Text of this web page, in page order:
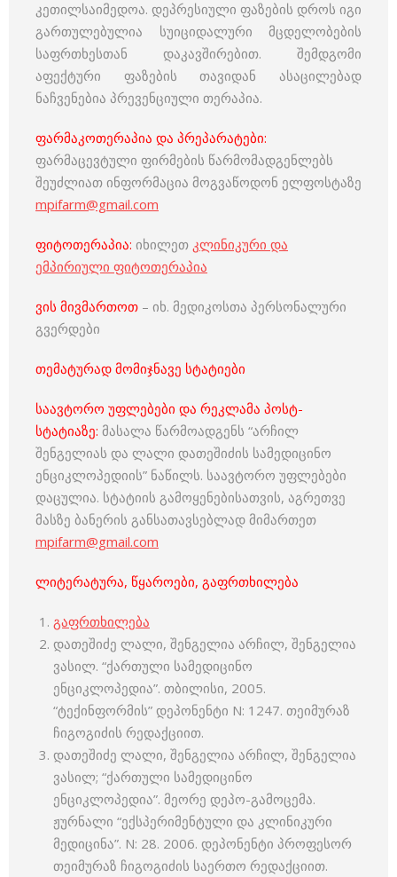
კეთილსაიმედოა. დეპრესიული ფაზების დროს იგი
გართულებულია სუიციდალური მცდელობების
საფრთხესთან დაკავშირებით. შემდგომი
აფექტური ფაზების თავიდან ასაცილებად
ნაჩვენებია პრევენციული თერაპია.
ფარმაკოთერაპია და პრეპარატები:
ფარმაცევტული ფირმების წარმომადგენლებს
შეუძლიათ ინფორმაცია მოგვაწოდონ ელფოსტაზე
mpifarm@gmail.com
ფიტოთერაპია: იხილეთ კლინიკური და
ემპირიული ფიტოთერაპია
ვის მივმართოთ – იხ. მედიკოსთა პერსონალური
გვერდები
თემატურად მომიჯნავე სტატიები
საავტორო უფლებები და რეკლამა პოსტ-
სტატიაზე: მასალა წარმოადგენს “არჩილ
შენგელიას და ლალი დათეშიძის სამედიცინო
ენციკლოპედიის” ნაწილს. საავტორო უფლებები
დაცულია. სტატიის გამოყენებისათვის, აგრეთვე
მასზე ბანერის განსათავსებლად მიმართეთ
mpifarm@gmail.com
ლიტერატურა, წყაროები, გაფრთხილება
გაფრთხილება
დათეშიძე ლალი, შენგელია არჩილ, შენგელია
ვასილ. “ქართული სამედიცინო
ენციკლოპედია”. თბილისი, 2005.
“ტექინფორმის” დეპონენტი N: 1247. თეიმურაზ
ჩიგოგიძის რედაქციით.
დათეშიძე ლალი, შენგელია არჩილ, შენგელია
ვასილ; “ქართული სამედიცინო
ენციკლოპედია”. მეორე დეპო-გამოცემა.
ჟურნალი “ექსპერიმენტული და კლინიკური
მედიცინა”. N: 28. 2006. დეპონენტი პროფესორ
თეიმურაზ ჩიგოგიძის საერთო რედაქციით.